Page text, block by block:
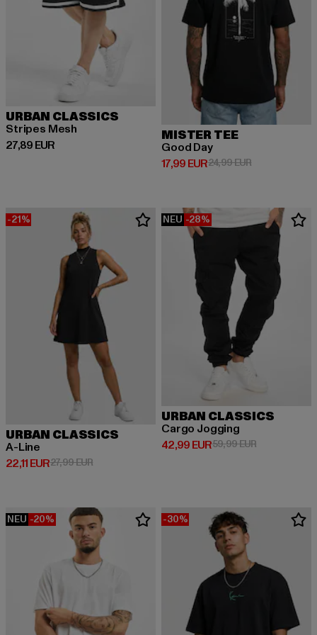
URBAN CLASSICS
Stripes Mesh
27,89 EUR
Derzeitiger Preis: 27,89 EUR
MISTER TEE
Good Day
17,99 EUR
Derzeitiger Preis: 17,99 EUR
24,99 EURAktionspreis:
-21%
URBAN CLASSICS
A-Line
22,11 EUR
Derzeitiger Preis: 22,11 EUR
27,99 EURAktionspreis: 27,99 EUR
NEU -28%
URBAN CLASSICS
Cargo Jogging
42,99 EUR
Derzeitiger Preis: 42,99 EUR
59,99 EURAktionspreis:
NEU -20% -30%